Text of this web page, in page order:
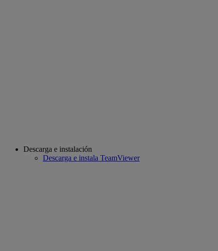
Descarga e instalación
Descarga e instala TeamViewer